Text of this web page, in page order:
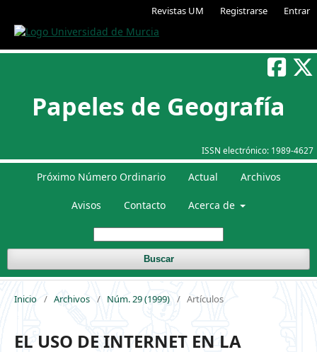
Revistas UM Registrarse Entrar
ISSN electrónico: 1989-4627
Papeles de Geografía
Próximo Número Ordinario Actual Archivos
Avisos Contacto Acerca de
Buscar
Inicio / Archivos / Núm. 29 (1999) / Artículos
EL USO DE INTERNET EN LA